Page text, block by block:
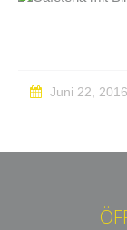
Juni 22, 2016